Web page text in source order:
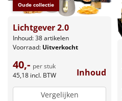
Oude collectie
Lichtgever 2.0
Inhoud: 38 artikelen
Voorraad: Uitverkocht
40,- per stuk
45,18 incl. BTW Inhoud
Vergelijken